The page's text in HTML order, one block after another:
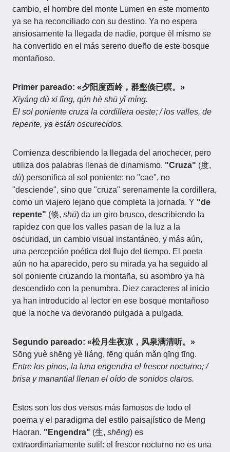
cambio, el hombre del monte Lumen en este momento
ya se ha reconciliado con su destino. Ya no espera
ansiosamente la llegada de nadie, porque él mismo se
ha convertido en el más sereno dueño de este bosque
montañoso.
Primer pareado: «夕阳度西岭，群壑倏已暝。»
Xīyáng dù xī lǐng, qún hè shū yǐ míng.
El sol poniente cruza la cordillera oeste; / los valles, de
repente, ya están oscurecidos.
Comienza describiendo la llegada del anochecer, pero
utiliza dos palabras llenas de dinamismo. "Cruza" (度,
dù) personifica al sol poniente: no "cae", no
"desciende", sino que "cruza" serenamente la cordillera,
como un viajero lejano que completa la jornada. Y "de
repente" (倏, shū) da un giro brusco, describiendo la
rapidez con que los valles pasan de la luz a la
oscuridad, un cambio visual instantáneo, y más aún,
una percepción poética del flujo del tiempo. El poeta
aún no ha aparecido, pero su mirada ya ha seguido al
sol poniente cruzando la montaña, su asombro ya ha
descendido con la penumbra. Diez caracteres al inicio
ya han introducido al lector en ese bosque montañoso
que la noche va devorando pulgada a pulgada.
Segundo pareado: «松月生夜凉，风泉满清听。»
Sōng yuè shēng yè liáng, fēng quán mǎn qīng tīng.
Entre los pinos, la luna engendra el frescor nocturno; /
brisa y manantial llenan el oído de sonidos claros.
Estos son los dos versos más famosos de todo el
poema y el paradigma del estilo paisajístico de Meng
Haoran. "Engendra" (生, shēng) es
extraordinariamente sutil: el frescor nocturno no es una